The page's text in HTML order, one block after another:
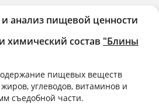
анализ пищевой ценности
химический состав "Блины
пищевых веществ
углеводов, витаминов и
съедобной части.